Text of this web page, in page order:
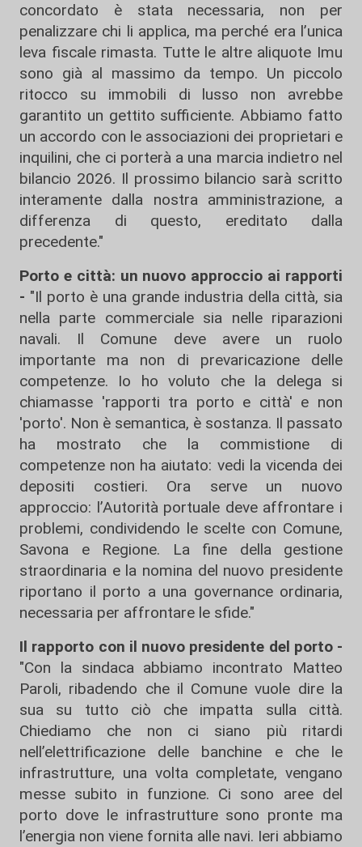
concordato è stata necessaria, non per
penalizzare chi li applica, ma perché era l’unica
leva fiscale rimasta. Tutte le altre aliquote Imu
sono già al massimo da tempo. Un piccolo
ritocco su immobili di lusso non avrebbe
garantito un gettito sufficiente. Abbiamo fatto
un accordo con le associazioni dei proprietari e
inquilini, che ci porterà a una marcia indietro nel
bilancio 2026. Il prossimo bilancio sarà scritto
interamente dalla nostra amministrazione, a
differenza di questo, ereditato dalla
precedente."
Porto e città: un nuovo approccio ai rapporti
- "Il porto è una grande industria della città, sia
nella parte commerciale sia nelle riparazioni
navali. Il Comune deve avere un ruolo
importante ma non di prevaricazione delle
competenze. Io ho voluto che la delega si
chiamasse 'rapporti tra porto e città' e non
'porto'. Non è semantica, è sostanza. Il passato
ha mostrato che la commistione di
competenze non ha aiutato: vedi la vicenda dei
depositi costieri. Ora serve un nuovo
approccio: l’Autorità portuale deve affrontare i
problemi, condividendo le scelte con Comune,
Savona e Regione. La fine della gestione
straordinaria e la nomina del nuovo presidente
riportano il porto a una governance ordinaria,
necessaria per affrontare le sfide."
Il rapporto con il nuovo presidente del porto -
"Con la sindaca abbiamo incontrato Matteo
Paroli, ribadendo che il Comune vuole dire la
sua su tutto ciò che impatta sulla città.
Chiediamo che non ci siano più ritardi
nell’elettrificazione delle banchine e che le
infrastrutture, una volta completate, vengano
messe subito in funzione. Ci sono aree del
porto dove le infrastrutture sono pronte ma
l’energia non viene fornita alle navi. Ieri abbiamo